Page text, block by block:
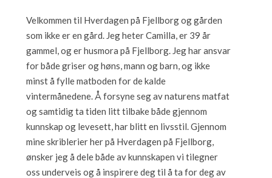
Velkommen til Hverdagen på Fjellborg og gården
som ikke er en gård. Jeg heter Camilla, er 39 år
gammel, og er husmora på Fjellborg. Jeg har ansvar
for både griser og høns, mann og barn, og ikke
minst å fylle matboden for de kalde
vintermånedene. Å forsyne seg av naturens matfat
og samtidig ta tiden litt tilbake både gjennom
kunnskap og levesett, har blitt en livsstil. Gjennom
mine skriblerier her på Hverdagen på Fjellborg,
ønsker jeg å dele både av kunnskapen vi tilegner
oss underveis og å inspirere deg til å ta for deg av